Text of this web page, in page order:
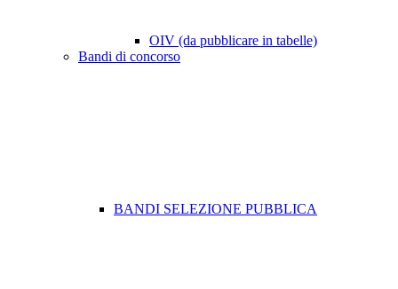
OIV (da pubblicare in tabelle)
Bandi di concorso
BANDI SELEZIONE PUBBLICA